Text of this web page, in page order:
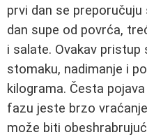
prvi dan se
dan supe od povrća,
i salate. Ovakav pristup
stomaku, nadimanje i
kilograma. Česta
fazu jeste brzo
može biti